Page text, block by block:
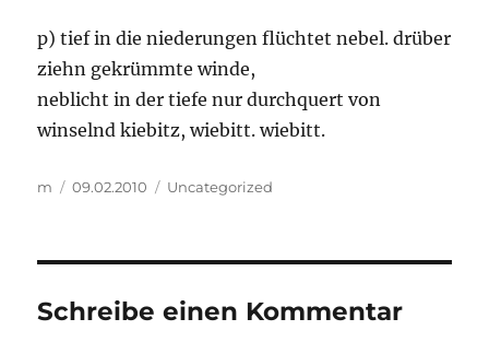
p) tief in die niederungen flüchtet nebel. drüber
ziehn gekrümmte winde,
neblicht in der tiefe nur durchquert von
winselnd kiebitz, wiebitt. wiebitt.
Autor
m
Veröffentlicht
09.02.2010 Kategorien
Uncategorized
Schreibe einen Kommentar